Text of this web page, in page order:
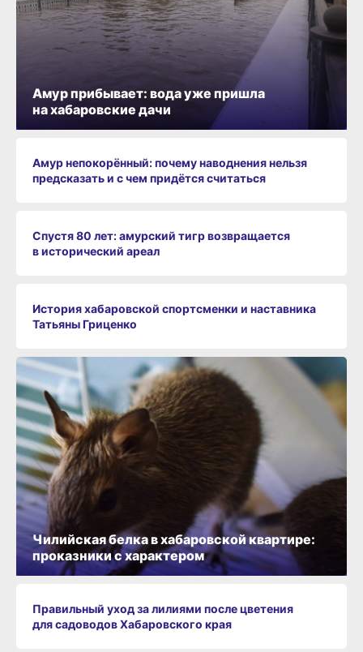
Амур прибывает: вода уже пришла
на хабаровские дачи
Амур непокорённый: почему наводнения нельзя
предсказать и с чем придётся считаться
Спустя 80 лет: амурский тигр возвращается
в исторический ареал
История хабаровской спортсменки и наставника
Татьяны Гриценко
Правильный уход за лилиями после цветения
для садоводов Хабаровского края
Чилийская белка в хабаровской квартире:
проказники с характером